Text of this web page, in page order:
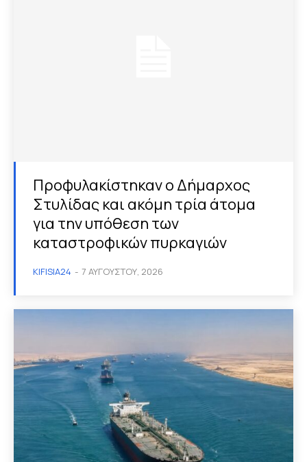
Προφυλακίστηκαν ο Δήμαρχος
Στυλίδας και ακόμη τρία άτομα
για την υπόθεση των
καταστροφικών πυρκαγιών
KIFISIA24 - 7 ΑΥΓΟΎΣΤΟΥ, 2026